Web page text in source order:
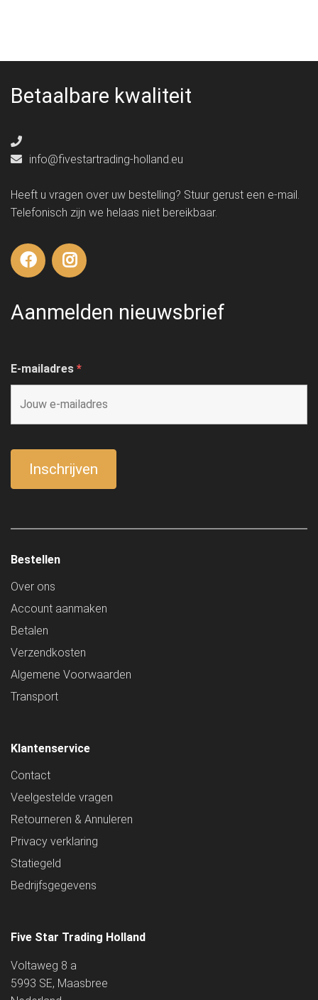
Betaalbare kwaliteit
info@fivestartrading-holland.eu
Heeft u vragen over uw bestelling? Stuur gerust een e-mail.
Telefonisch zijn we helaas niet bereikbaar.
Aanmelden nieuwsbrief
E-mailadres *
Bestellen
Over ons
Account aanmaken
Betalen
Verzendkosten
Algemene Voorwaarden
Transport
Klantenservice
Contact
Veelgestelde vragen
Retourneren & Annuleren
Privacy verklaring
Statiegeld
Bedrijfsgegevens
Five Star Trading Holland
Voltaweg 8 a
5993 SE, Maasbree